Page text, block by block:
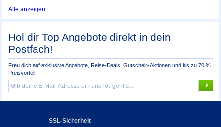
Alle anzeigen
Hol dir Top Angebote direkt in dein
Postfach!
Freu dich auf exklusive Angebote, Reise-Deals, Gutschein-Aktionen und bis zu 70 %
Preisvorteil.
SSL-Sicherheit